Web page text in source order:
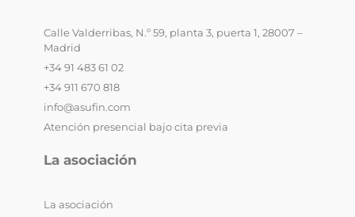
Calle Valderribas, N.º 59, planta 3, puerta 1, 28007 –
Madrid
+34 91 483 61 02
+34 911 670 818
info@asufin.com
Atención presencial bajo cita previa
La asociación
La asociación